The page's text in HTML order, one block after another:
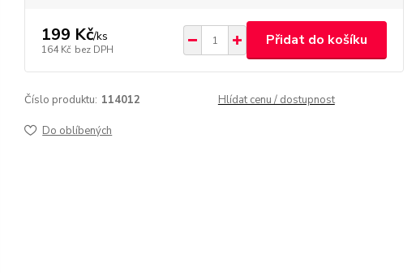
199 Kč/ks
164 Kč bez DPH
Přidat do košíku
Číslo produktu: 114012 Hlídat cenu / dostupnost
Do oblíbených